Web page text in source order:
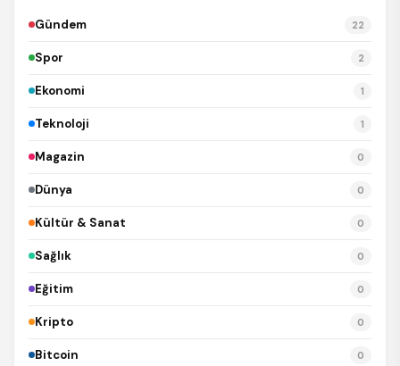
Gündem 22
Spor 2
Ekonomi 1
Teknoloji 1
Magazin 0
Dünya 0
Kültür & Sanat 0
Sağlık 0
Eğitim 0
Kripto 0
Bitcoin 0